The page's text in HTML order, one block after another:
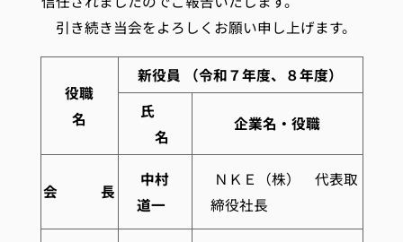
引き続き当会をよろしくお願い申し上げます。
役職
名
新役員 （令和７年度、８年度）
氏
名
企業名・役職
会 長
中村
道一
ＮＫＥ（株） 代表取
締役社長